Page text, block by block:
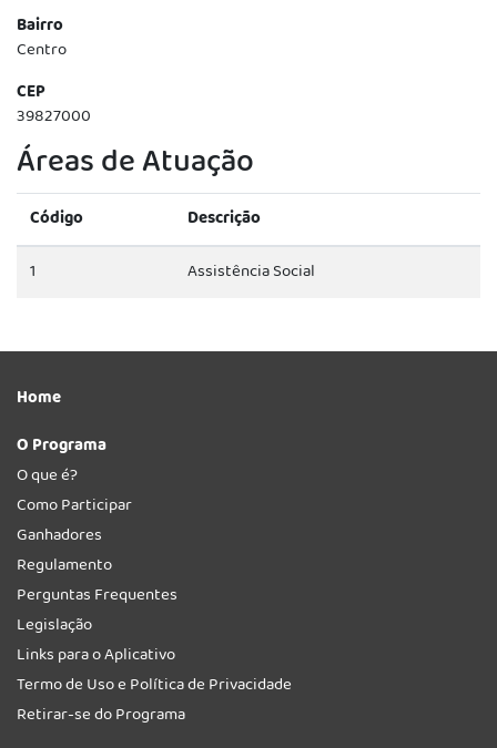
Bairro
Centro
CEP
39827000
Áreas de Atuação
Código
Descrição
1
Assistência Social
Home
O Programa
O que é?
Como Participar
Ganhadores
Regulamento
Perguntas Frequentes
Legislação
Links para o Aplicativo
Termo de Uso e Política de Privacidade
Retirar-se do Programa